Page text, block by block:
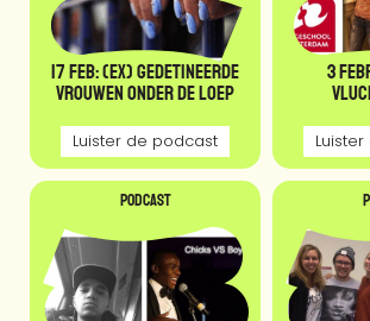
17 feb: (ex) gedetineerde
vrouwen onder de loep
Luister de podcast
3
Podcast